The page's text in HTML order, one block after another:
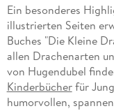
Ein besonderes
illustrierten Seiten
Buches "Die Kleine
allen Drachenarten
von Hugendubel
Kinderbücherfür
humorvollen,